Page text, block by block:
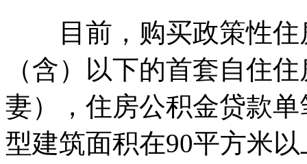
目前，购买政策性住
（含）以下的首套自住
妻），住房公积金贷款
型建筑面积在90平方米